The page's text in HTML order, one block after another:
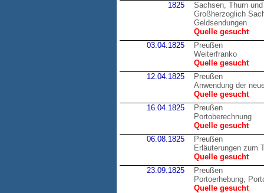
1825
Sachsen, Thurn
Großherzoglich
Geldsendungen
Quelle gesucht
03.04.1825
Preußen
Weiterfranko
Quelle gesucht
12.04.1825
Preußen
Anwendung der
Quelle gesucht
16.04.1825
Preußen
Portoberechnung
Quelle gesucht
06.08.1825
Preußen
Erläuterungen zum
Quelle gesucht
23.09.1825
Preußen
Portoerhebung,
Quelle gesucht